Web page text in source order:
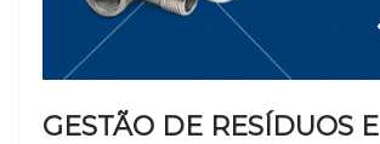
GESTÃO DE RESÍDUOS E